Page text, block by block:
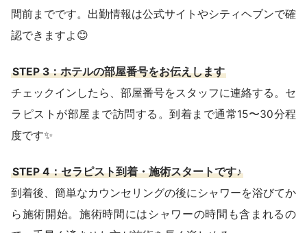
間前までです。出勤情報は公式サイトやシティヘブンで確
認できますよ😊
STEP 3：ホテルの部屋番号をお伝えします
チェックインしたら、部屋番号をスタッフに連絡する。セ
ラピストが部屋まで訪問する。到着まで通常15〜30分程
度です✨
STEP 4：セラピスト到着・施術スタートです♪
到着後、簡単なカウンセリングの後にシャワーを浴びてか
ら施術開始。施術時間にはシャワーの時間も含まれるの